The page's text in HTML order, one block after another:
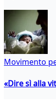
Movimento
«Dire sì alla